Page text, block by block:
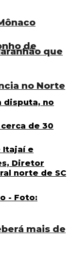
de
mais de
que
no Norte